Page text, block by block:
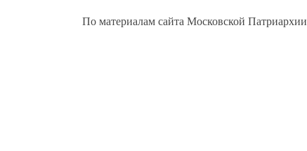
По материалам сайта Московской Патриархии